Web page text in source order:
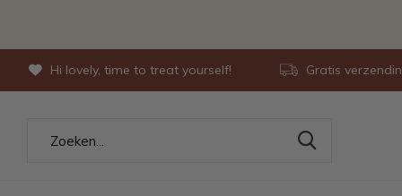
Hi lovely, time to treat yourself! Gratis